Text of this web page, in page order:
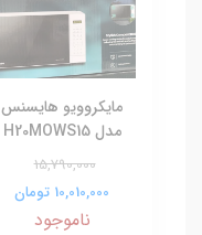
مایکروویو هایسنس
مدل H20MOWS15
15,790,000
10,010,000 تومان
ناموجود